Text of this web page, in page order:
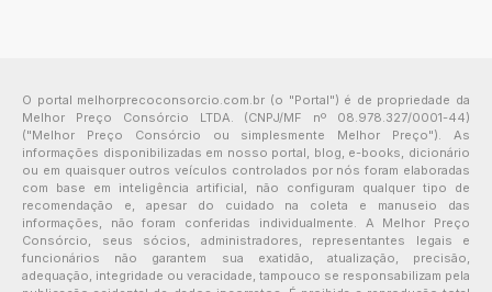
O portal melhorprecoconsorcio.com.br (o "Portal") é de propriedade da
Melhor Preço Consórcio LTDA. (CNPJ/MF nº 08.978.327/0001-44)
("Melhor Preço Consórcio ou simplesmente Melhor Preço"). As
informações disponibilizadas em nosso portal, blog, e-books, dicionário
ou em quaisquer outros veículos controlados por nós foram elaboradas
com base em inteligência artificial, não configuram qualquer tipo de
recomendação e, apesar do cuidado na coleta e manuseio das
informações, não foram conferidas individualmente. A Melhor Preço
Consórcio, seus sócios, administradores, representantes legais e
funcionários não garantem sua exatidão, atualização, precisão,
adequação, integridade ou veracidade, tampouco se responsabilizam pela